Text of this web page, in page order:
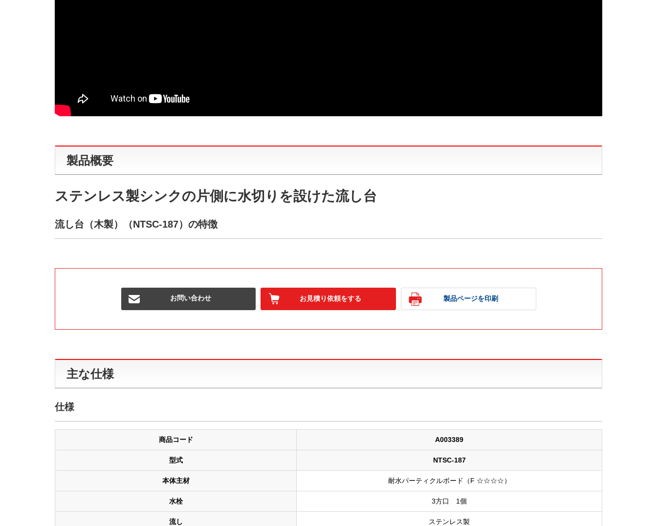
製品概要
ステンレス製シンクの片側に水切りを設けた流し台
流し台（木製）（NTSC-187）の特徴
お問い合わせ お見積り依頼をする 製品ページを印刷
主な仕様
仕様
商品コード A003389
型式 NTSC-187
本体主材 耐水パーティクルボード（F ☆☆☆☆）
水栓 3方口 1個
流し ステンレス製